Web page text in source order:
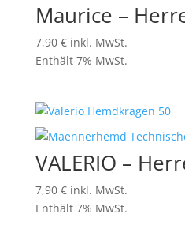
Maurice –
7,90 € inkl. MwSt.
Enthält 7% MwSt.
VALERIO –
7,90 € inkl. MwSt.
Enthält 7% MwSt.